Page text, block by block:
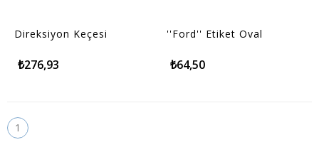
Direksiyon Keçesi
₺276,93
''Ford'' Etiket Oval
₺64,50
1